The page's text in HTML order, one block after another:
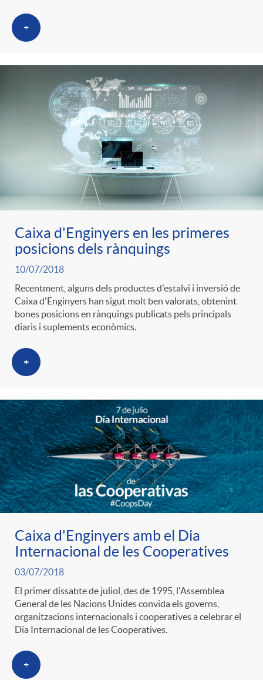
+
Caixa d'Enginyers en les primeres
posicions dels rànquings
10/07/2018
Recentment, alguns dels productes d'estalvi i inversió de
Caixa d'Enginyers han sigut molt ben valorats, obtenint
bones posicions en rànquings publicats pels principals
diaris i suplements econòmics.
+
Caixa d'Enginyers amb el Dia
Internacional de les Cooperatives
03/07/2018
El primer dissabte de juliol, des de 1995, l'Assemblea
General de les Nacions Unides convida els governs,
organitzacions internacionals i cooperatives a celebrar el
Dia Internacional de les Cooperatives.
+